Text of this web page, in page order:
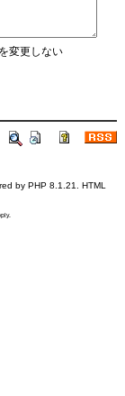
変更しない
by PHP 8.1.21. HTML